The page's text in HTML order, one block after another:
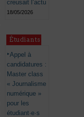
creusait l’actu
18/05/2026
Étudiants
Appel à
candidatures :
Master class
« Journalisme
numérique »
pour les
étudiant·e·s